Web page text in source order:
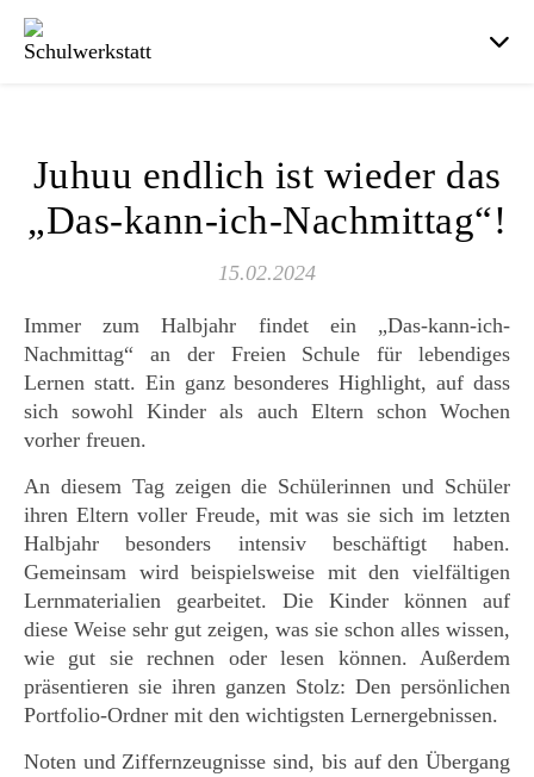
Juhuu endlich ist wieder das
„Das-kann-ich-Nachmittag“!
15.02.2024
Immer zum Halbjahr findet ein „Das-kann-ich-
Nachmittag“ an der Freien Schule für lebendiges
Lernen statt. Ein ganz besonderes Highlight, auf dass
sich sowohl Kinder als auch Eltern schon Wochen
vorher freuen.
An diesem Tag zeigen die Schülerinnen und Schüler
ihren Eltern voller Freude, mit was sie sich im letzten
Halbjahr besonders intensiv beschäftigt haben.
Gemeinsam wird beispielsweise mit den vielfältigen
Lernmaterialien gearbeitet. Die Kinder können auf
diese Weise sehr gut zeigen, was sie schon alles wissen,
wie gut sie rechnen oder lesen können. Außerdem
präsentieren sie ihren ganzen Stolz: Den persönlichen
Portfolio-Ordner mit den wichtigsten Lernergebnissen.
Noten und Ziffernzeugnisse sind, bis auf den Übergang